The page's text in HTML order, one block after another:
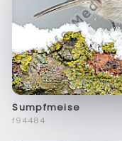
Sumpfmeise
f94484